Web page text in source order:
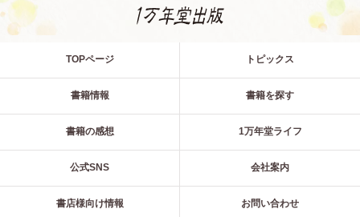
TOPページ トピックス
書籍情報 書籍を探す
書籍の感想 1万年堂ライフ
公式SNS 会社案内
書店様向け情報 お問い合わせ